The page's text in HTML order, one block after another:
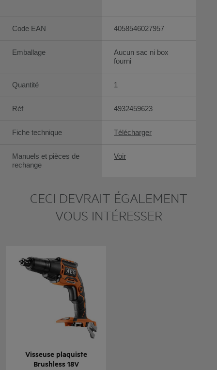
Code EAN
Emballage
Quantité
Réf
Fiche technique
Manuels et pièces de
rechange
4058546027957
Aucun sac ni box
fourni
1
4932459623
Télécharger
Voir
CECI DEVRAIT ÉGALEMENT
VOUS INTÉRESSER
Visseuse plaquiste
Brushless 18V